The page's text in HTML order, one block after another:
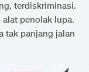
terdiskriminasi.
penolak lupa.
tak panjang jalan